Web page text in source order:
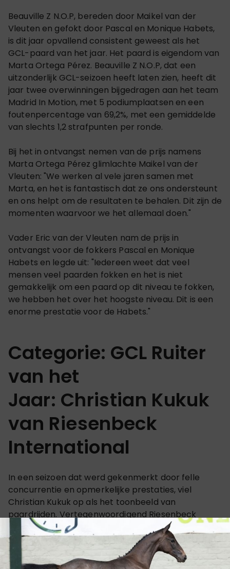
Beauville Z N.O.P, bereden door Maikel van der
Vleuten en gefokt door Pascal en Monique Habets,
is dit jaar opvallend consistent geweest als het
GCL-paard van het jaar. Het paard is eigendom van
Marta Ortega Pérez. Beauville Z N.O.P, dat een
uitzonderlijk GCL-seizoen heeft laten zien, heeft dit
jaar twee overwinningen bijgedragen aan het team
Madrid In Motion, met 5 podiumplaatsen en een
foutenpercentage van 69,2%, met een gemiddelde
van slechts 1,2 strafpunten per ronde.
Bij het in ontvangst nemen van de prijs namens
Marta Ortega Pérez glimlachte Maikel van der
Vleuten: "We werken al vele jaren samen met
Marta, en het is fantastisch dat ze ons ondersteunt
en ons helpt om de resultaten te behalen. Dit zijn de
momenten waarvoor we het allemaal doen."
Vader Eric van der Vleuten nam de prijs in
ontvangst voor de fokkers Pascal en Monique
Habets en legde uit: "Iedereen weet dat veel
mensen veel paarden fokken en het is niet
gemakkelijk om een paard op dit niveau te fokken,
we hebben het over het hoogste niveau. Dit is een
enorme prestatie voor de Habets."
Categorie: GCL Ruiter
van het
Jaar: Christian Kukuk
van Riesenbeck
International
In een seizoen dat werd gekenmerkt door felle
concurrentie en opmerkelijke prestaties, viel
Christian Kukuk op als het toonbeeld van
paardrijden. Vertegenwoordigend Riesenbeck
International, aangedreven door Kingsland
Equestrian, toonde Kukuk uitzonderlijke consistentie,
sportiviteit en een ware toewijding om zijn team de
overwinning van het kampioenschap van 2023 te